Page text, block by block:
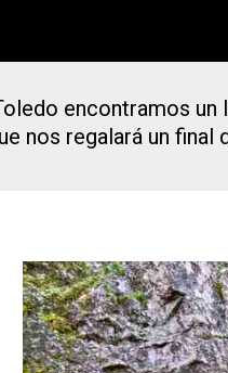
buscar o ESC para cerrar
encontramos
nos regalará un final